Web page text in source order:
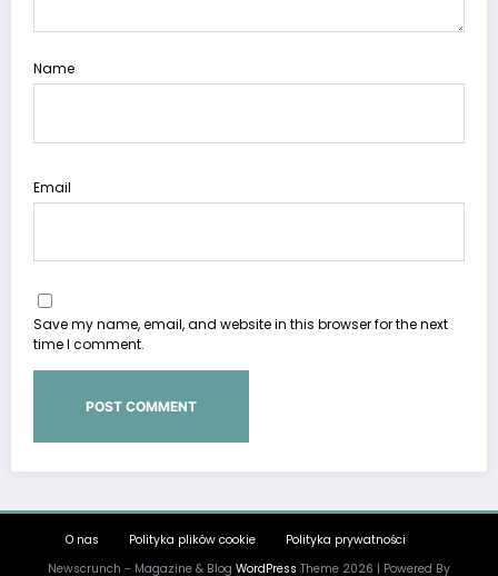
Name
Email
Save my name, email, and website in this browser for the next
time I comment.
O nas Polityka plików cookie
Polityka prywatności
Newscrunch - Magazine & Blog WordPress Theme 2026 | Powered By